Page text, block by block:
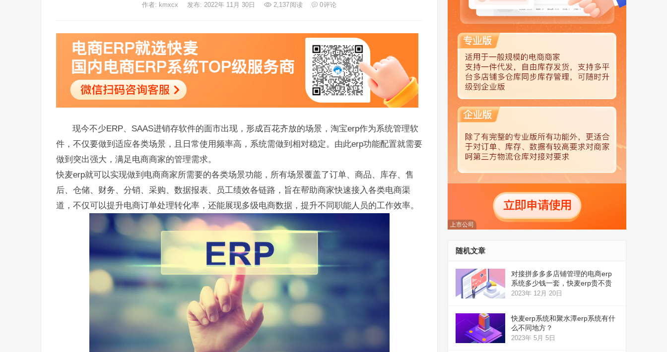
作者: kmxcx 发布: 2022年 11月 30日 2,137阅读 0评论
现今不少ERP、SAAS进销存软件的面市出现，形成百花齐放的场景，淘宝erp作为系统管理软
件，不仅要做到适应各类场景，且日常使用频率高，系统需做到相对稳定。由此erp功能配置就需要
做到突出强大，满足电商商家的管理需求。
快麦erp就可以实现做到电商商家所需要的各类场景功能，所有场景覆盖了订单、商品、库存、售
后、仓储、财务、分销、采购、数据报表、员工绩效各链路，旨在帮助商家快速接入各类电商渠
道，不仅可以提升电商订单处理转化率，还能展现多级电商数据，提升不同职能人员的工作效率。
上市公司
随机文章
对接拼多多多店铺管理的电商erp
系统多少钱一套，快麦erp贵不贵
2023年 12月 20日
快麦erp系统和聚水潭erp系统有什
么不同地方？
2023年 5月 5日